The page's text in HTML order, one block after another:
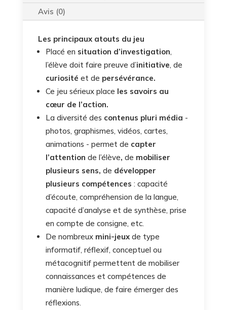
Avis (0)
Les principaux atouts du jeu
Placé en situation d’investigation,
l’élève doit faire preuve d’initiative, de
curiosité et de persévérance.
Ce jeu sérieux place les savoirs au
cœur de l’action.
La diversité des contenus pluri média -
photos, graphismes, vidéos, cartes,
animations - permet de capter
l’attention de l’élève, de mobiliser
plusieurs sens, de développer
plusieurs compétences : capacité
d’écoute, compréhension de la langue,
capacité d’analyse et de synthèse, prise
en compte de consigne, etc.
De nombreux mini-jeuxde type
informatif, réflexif, conceptuel ou
métacognitif permettent de mobiliser
connaissances et compétences de
manière ludique, de faire émerger des
réflexions.